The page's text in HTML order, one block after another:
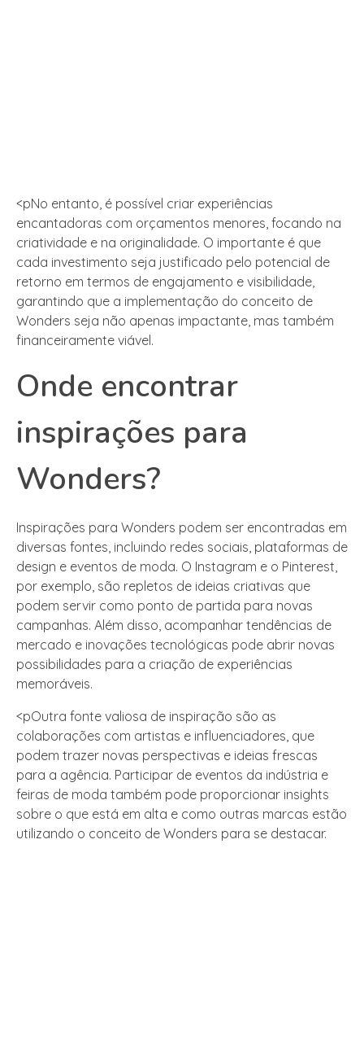
<pNo entanto, é possível criar experiências
encantadoras com orçamentos menores, focando na
criatividade e na originalidade. O importante é que
cada investimento seja justificado pelo potencial de
retorno em termos de engajamento e visibilidade,
garantindo que a implementação do conceito de
Wonders seja não apenas impactante, mas também
financeiramente viável.
Onde encontrar
inspirações para
Wonders?
Inspirações para Wonders podem ser encontradas em
diversas fontes, incluindo redes sociais, plataformas de
design e eventos de moda. O Instagram e o Pinterest,
por exemplo, são repletos de ideias criativas que
podem servir como ponto de partida para novas
campanhas. Além disso, acompanhar tendências de
mercado e inovações tecnológicas pode abrir novas
possibilidades para a criação de experiências
memoráveis.
<pOutra fonte valiosa de inspiração são as
colaborações com artistas e influenciadores, que
podem trazer novas perspectivas e ideias frescas
para a agência. Participar de eventos da indústria e
feiras de moda também pode proporcionar insights
sobre o que está em alta e como outras marcas estão
utilizando o conceito de Wonders para se destacar.